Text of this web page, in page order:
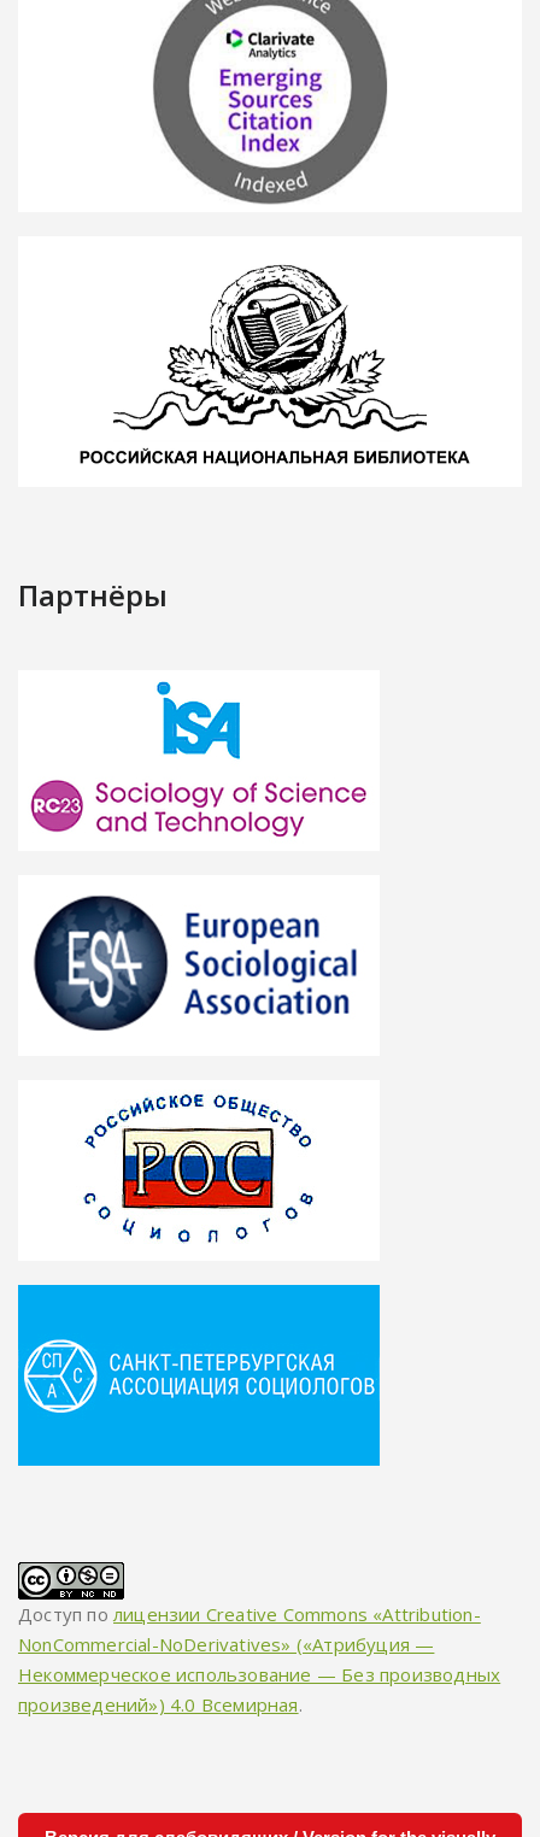
Партнёры
Доступ по лицензии Creative Commons «Attribution-
NonCommercial-NoDerivatives» («Атрибуция —
Некоммерческое использование — Без производных
произведений») 4.0 Всемирная.